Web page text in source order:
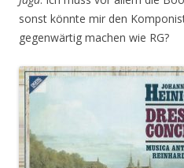
sonst könnte mir den
gegenwärtig machen wie RG?